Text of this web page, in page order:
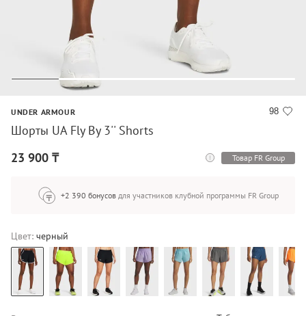
98
UNDER ARMOUR
Шорты UA Fly By 3'' Shorts
23 900 ₸
Товар FR Group
+2 390 бонусов для участников клубной программы FR Group
Цвет: черный